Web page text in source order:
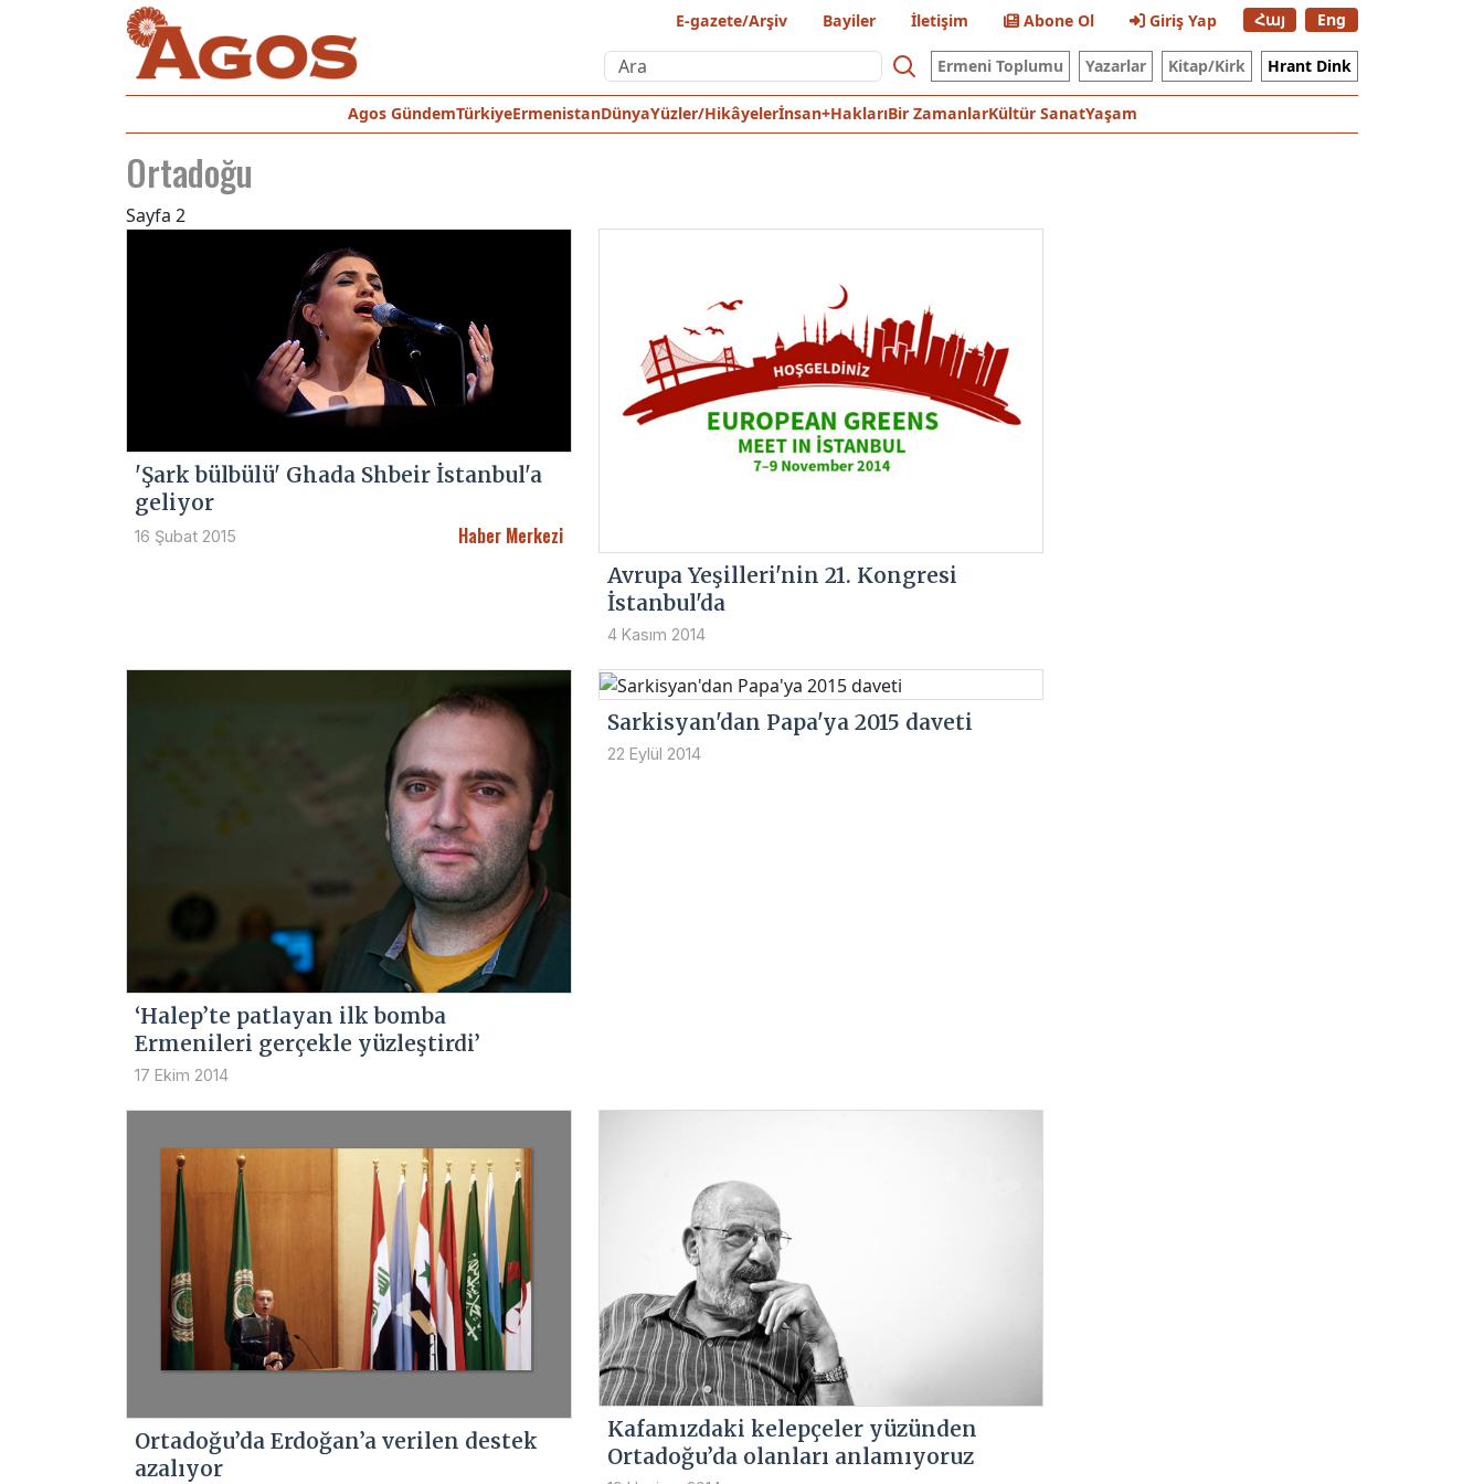
E-gazete/Arşiv Bayiler İletişim Abone Ol Giriş Yap Հայ Eng
Ermeni Toplumu Yazarlar Kitap/Kirk Hrant Dink
Agos GündemTürkiyeErmenistanDünyaYüzler/Hikâyelerİnsan+HaklarıBir ZamanlarKültür SanatYaşam
Ortadoğu
Sayfa 2
'Şark bülbülü' Ghada Shbeir İstanbul'a
geliyor
16 Şubat 2015
Haber Merkezi
Avrupa Yeşilleri'nin 21. Kongresi
İstanbul'da
4 Kasım 2014
‘Halep’te patlayan ilk bomba
Ermenileri gerçekle yüzleştirdi’
17 Ekim 2014
Sarkisyan'dan Papa'ya 2015 daveti
22 Eylül 2014
Ortadoğu’da Erdoğan’a verilen destek
azalıyor
Kafamızdaki kelepçeler yüzünden
Ortadoğu’da olanları anlamıyoruz